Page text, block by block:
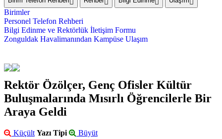
Birimler
Personel Telefon Rehberi
Bilgi Edinme ve Rektörlük İletişim Formu
Zonguldak Havalimanından Kampüse Ulaşım
Rektör Özölçer, Genç Ofisler Kültür
Buluşmalarında Mısırlı Öğrencilerle Bir
Araya Geldi
Küçült Yazı Tipi Büyüt